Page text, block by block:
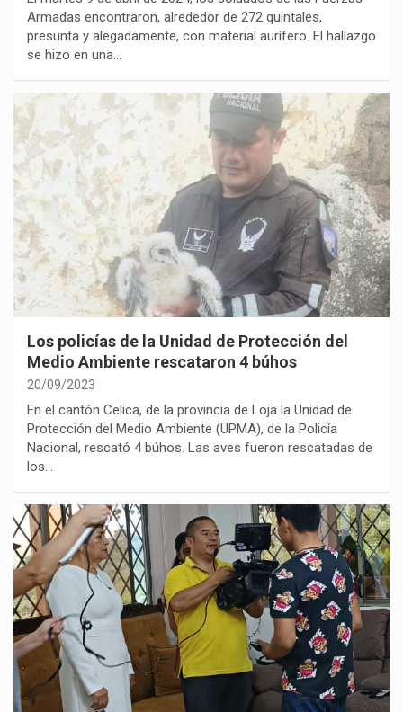
Armadas encontraron, alrededor de 272 quintales,
presunta y alegadamente, con material aurífero. El hallazgo
se hizo en una…
Los policías de la Unidad de Protección del
Medio Ambiente rescataron 4 búhos
20/09/2023
En el cantón Celica, de la provincia de Loja la Unidad de
Protección del Medio Ambiente (UPMA), de la Policía
Nacional, rescató 4 búhos. Las aves fueron rescatadas de
los…